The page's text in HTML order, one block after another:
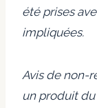
été prises
impliquées.
Avis de non-
un produit